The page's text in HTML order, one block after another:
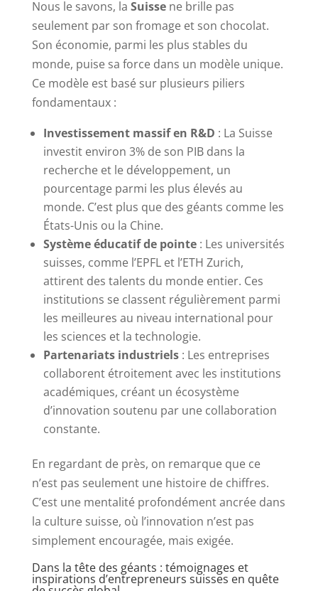
Nous le savons, la Suissene brille pas
seulement par son fromage et son chocolat.
Son économie, parmi les plus stables du
monde, puise sa force dans un modèle unique.
Ce modèle est basé sur plusieurs piliers
fondamentaux :
Investissement massif en R&D : La Suisse
investit environ 3% de son PIB dans la
recherche et le développement, un
pourcentage parmi les plus élevés au
monde. C’est plus que des géants comme les
États-Unis ou la Chine.
Système éducatif de pointe: Les universités
suisses, comme l’EPFL et l’ETH Zurich,
attirent des talents du monde entier. Ces
institutions se classent régulièrement parmi
les meilleures au niveau international pour
les sciences et la technologie.
Partenariats industriels: Les entreprises
collaborent étroitement avec les institutions
académiques, créant un écosystème
d’innovation soutenu par une collaboration
constante.
En regardant de près, on remarque que ce
n’est pas seulement une histoire de chiffres.
C’est une mentalité profondément ancrée dans
la culture suisse, où l’innovation n’est pas
simplement encouragée, mais exigée.
Dans la tête des géants : témoignages et
inspirations d’entrepreneurs suisses en quête